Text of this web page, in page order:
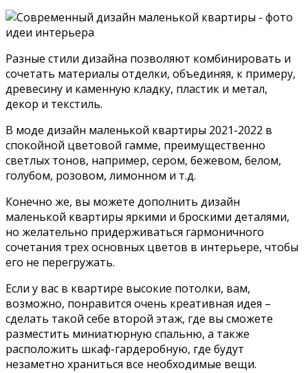
Разные стили дизайна позволяют комбинировать и
сочетать материалы отделки, объединяя, к примеру,
древесину и каменную кладку, пластик и метал,
декор и текстиль.
В моде дизайн маленькой квартиры 2021-2022 в
спокойной цветовой гамме, преимущественно
светлых тонов, например, сером, бежевом, белом,
голубом, розовом, лимонном и т.д.
Конечно же, вы можете дополнить дизайн
маленькой квартиры яркими и броскими деталями,
но желательно придерживаться гармоничного
сочетания трех основных цветов в интерьере, чтобы
его не перегружать.
Если у вас в квартире высокие потолки, вам,
возможно, понравится очень креативная идея –
сделать такой себе второй этаж, где вы сможете
разместить миниатюрную спальню, а также
расположить шкаф-гардеробную, где будут
незаметно храниться все необходимые вещи.